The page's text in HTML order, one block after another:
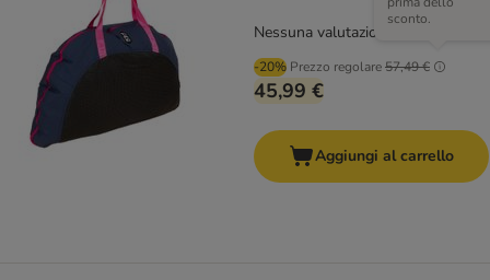
-20% Prezzo regolare57,49 €
sconto.
45,99 €
Nessuna valutazione
Aggiungi al carrello